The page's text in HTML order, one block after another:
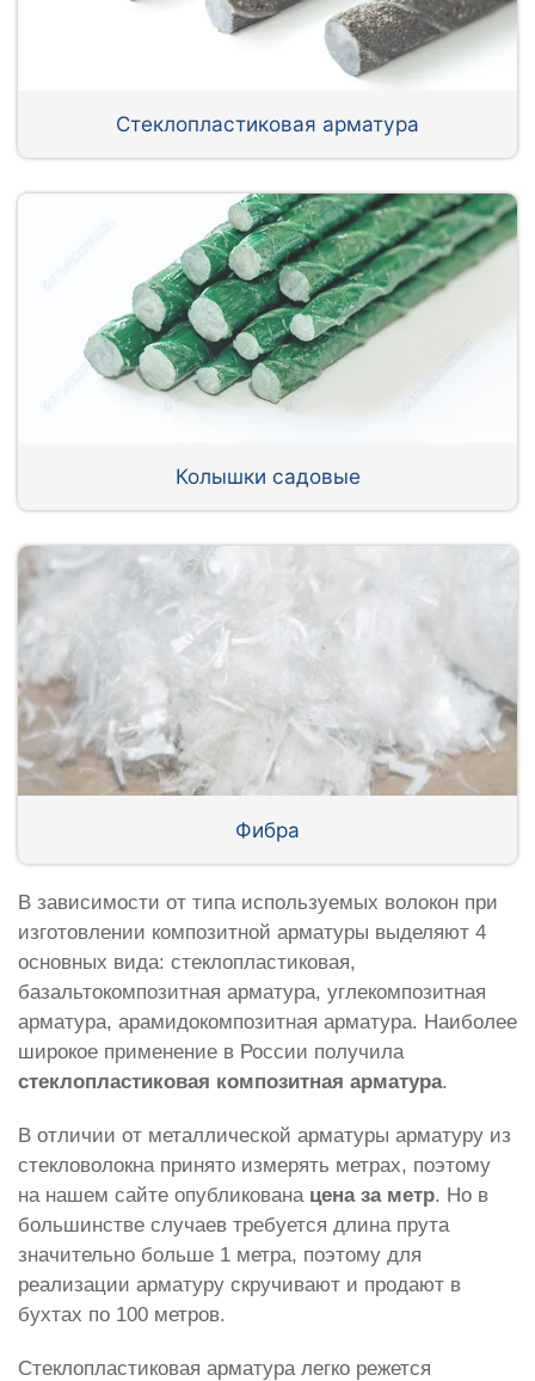
Стеклопластиковая арматура
Колышки садовые
Фибра
В зависимости от типа используемых волокон при
изготовлении композитной арматуры выделяют 4
основных вида: стеклопластиковая,
базальтокомпозитная арматура, углекомпозитная
арматура, арамидокомпозитная арматура. Наиболее
широкое применение в России получила
стеклопластиковая композитная арматура.
В отличии от металлической арматуры арматуру из
стекловолокна принято измерять метрах, поэтому
на нашем сайте опубликована цена за метр. Но в
большинстве случаев требуется длина прута
значительно больше 1 метра, поэтому для
реализации арматуру скручивают и продают в
бухтах по 100 метров.
Стеклопластиковая арматура легко режется